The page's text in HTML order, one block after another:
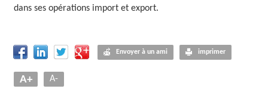
dans ses opérations import et export.
Envoyer à un ami imprimer
A+ A-